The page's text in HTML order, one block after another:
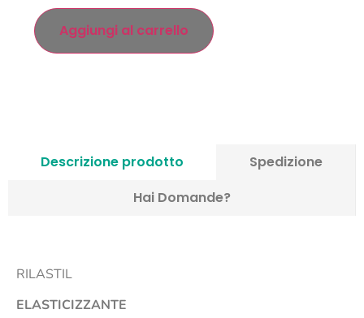
Aggiungi al carrello
Descrizione prodotto
Spedizione
Hai Domande?
RILASTIL
ELASTICIZZANTE